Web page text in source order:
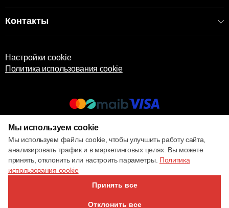
Контакты
Настройки cookie
Политика использования cookie
© 2017 – 2026 ECOM
Мы используем cookie
Мы используем файлы cookie, чтобы улучшить работу сайта,
анализировать трафик и в маркетинговых целях. Вы можете
принять, отклонить или настроить параметры. Политика
использования cookie
Принять все
Отклонить все